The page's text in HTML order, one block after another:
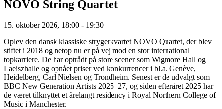
NOVO String Quartet
15. oktober 2026, 18:00 - 19:30
Oplev den dansk klassiske strygerkvartet NOVO Quartet, der blev
stiftet i 2018 og netop nu er på vej mod en stor international
topkarriere. De har optrådt på store scener som Wigmore Hall og
Laeiszhalle og opnået priser ved konkurrencer i bl.a. Genève,
Heidelberg, Carl Nielsen og Trondheim. Senest er de udvalgt som
BBC New Generation Artists 2025–27, og siden efteråret 2025 har
de været tilknyttet et årelangt residency i Royal Northern College of
Music i Manchester.